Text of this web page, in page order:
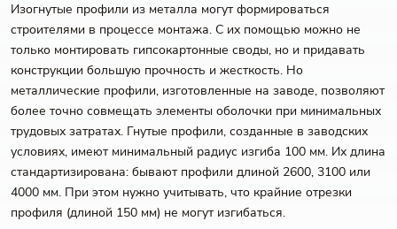
Изогнутые профили из металла могут формироваться
строителями в процессе монтажа. С их помощью можно не
только монтировать гипсокартонные своды, но и придавать
конструкции большую прочность и жесткость. Но
металлические профили, изготовленные на заводе, позволяют
более точно совмещать элементы оболочки при минимальных
трудовых затратах. Гнутые профили, созданные в заводских
условиях, имеют минимальный радиус изгиба 100 мм. Их длина
стандартизирована: бывают профили длиной 2600, 3100 или
4000 мм. При этом нужно учитывать, что крайние отрезки
профиля (длиной 150 мм) не могут изгибаться.